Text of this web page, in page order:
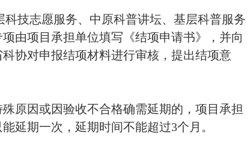
技志愿服务、中原科普讲坛、基层科普服务
由项目承担单位填写《结项申请书》，并向
协对申报结项材料进行审核，提出结项意
因或因验收不合格确需延期的，项目承担
延期一次，延期时间不能超过3个月。